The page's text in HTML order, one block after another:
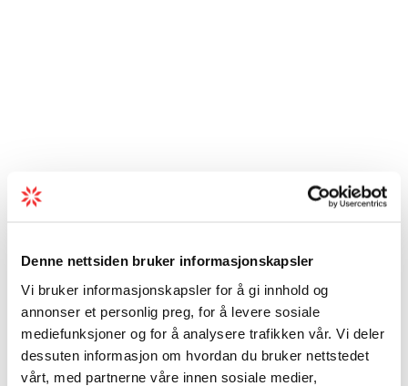
Denne nettsiden bruker informasjonskapsler
Vi bruker informasjonskapsler for å gi innhold og
annonser et personlig preg, for å levere sosiale
mediefunksjoner og for å analysere trafikken vår. Vi deler
dessuten informasjon om hvordan du bruker nettstedet
vårt, med partnerne våre innen sosiale medier,